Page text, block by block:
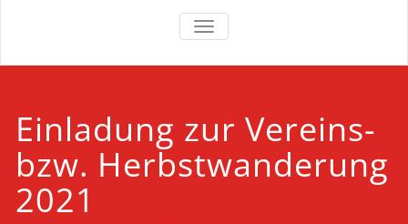
NAVIGATION UMSCHALTEN
Einladung zur Vereins-
bzw. Herbstwanderung
2021